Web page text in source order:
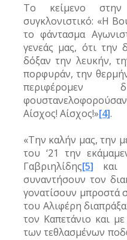
Το κείμενο στην
συγκλονιστικό: «Η
το φάντασμα
γενεάς μας, ότι την
δόξαν την λευκήν,
πορφυράν, την
περιφέρομεν
Αίσχος! Αίσχος!»[4].
«Την καλήν μας, την
του ‘21 την
Γαβριηλίδης[5] και
συναντήσουν τον
γονατίσουν μπροστά
του Αλιφέρη
τον Καπετάνιο και
των τεθλασμένων